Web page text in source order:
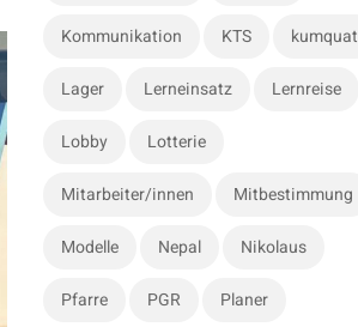
Kommunikation KTS kumquat
Lager Lerneinsatz Lernreise
Lobby Lotterie
Mitarbeiter/innen Mitbestimmung
Modelle Nepal Nikolaus
Pfarre PGR Planer